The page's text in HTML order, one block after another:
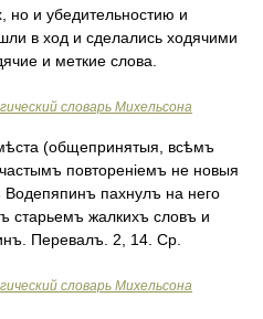
но и убедительностию и
в ход и сделались ходячими
и меткие слова.
словарь Михельсона
(общепринятыя, всѣмъ
повтореніемъ не новыя
Водепяпинъ пахнулъ на него
старьемъ жалкихъ словъ и
Перевалъ. 2, 14. Ср.
словарь Михельсона